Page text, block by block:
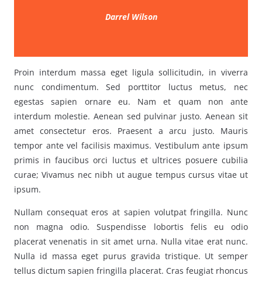
Darrel Wilson
Proin interdum massa eget ligula sollicitudin, in viverra
nunc condimentum. Sed porttitor luctus metus, nec
egestas sapien ornare eu. Nam et quam non ante
interdum molestie. Aenean sed pulvinar justo. Aenean sit
amet consectetur eros. Praesent a arcu justo. Mauris
tempor ante vel facilisis maximus. Vestibulum ante ipsum
primis in faucibus orci luctus et ultrices posuere cubilia
curae; Vivamus nec nibh ut augue tempus cursus vitae ut
ipsum.
Nullam consequat eros at sapien volutpat fringilla. Nunc
non magna odio. Suspendisse lobortis felis eu odio
placerat venenatis in sit amet urna. Nulla vitae erat nunc.
Nulla id massa eget purus gravida tristique. Ut semper
tellus dictum sapien fringilla placerat. Cras feugiat rhoncus